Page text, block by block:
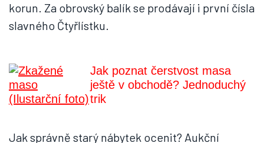
korun. Za obrovský balík se prodávají i první čísla
slavného Čtyřlístku.
Jak poznat čerstvost masa
ještě v obchodě? Jednoduchý
trik
Jak správně starý nábytek ocenit? Aukční